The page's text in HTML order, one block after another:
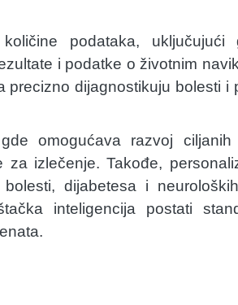
podataka, uključujući
i podatke o životnim
dijagnostikuju bolesti i
omogućava razvoj
izlečenje. Takođe,
dijabetesa i
inteligencija postati